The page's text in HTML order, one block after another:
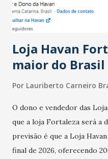
do observado no mês
novembro. Em relação a
cresceu. De acordo com a
Loja Havan
maior do Brasil
Por Lauriberto Carneiro
O dono e vendedor das
que a loja Fortaleza será a
previsão é que a Loja
final de 2026, oferecendo